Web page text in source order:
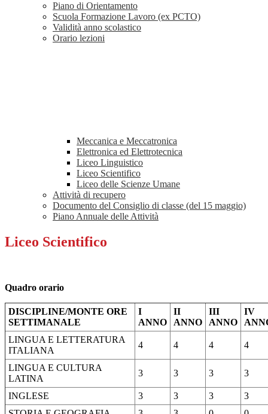
Piano di Orientamento
Scuola Formazione Lavoro (ex PCTO)
Validità anno scolastico
Orario lezioni
Meccanica e Meccatronica
Elettronica ed Elettrotecnica
Liceo Linguistico
Liceo Scientifico
Liceo delle Scienze Umane
Attività di recupero
Documento del Consiglio di classe (del 15 maggio)
Piano Annuale delle Attività
Liceo Scientifico
Quadro orario
DISCIPLINE/MONTE ORE
SETTIMANALE
I
ANNO
II
ANNO
III
ANNO
IV
LINGUA E LETTERATURA
ITALIANA
4 4 4 4
LINGUA E CULTURA
LATINA
3 3 3 3
INGLESE 3 3 3
3